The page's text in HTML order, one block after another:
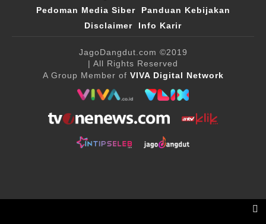
Pedoman Media Siber
Panduan Kebijakan
Disclaimer
Info Karir
JagoDangdut.com ©2019
| All Rights Reserved
A Group Member of VIVA Digital Network
